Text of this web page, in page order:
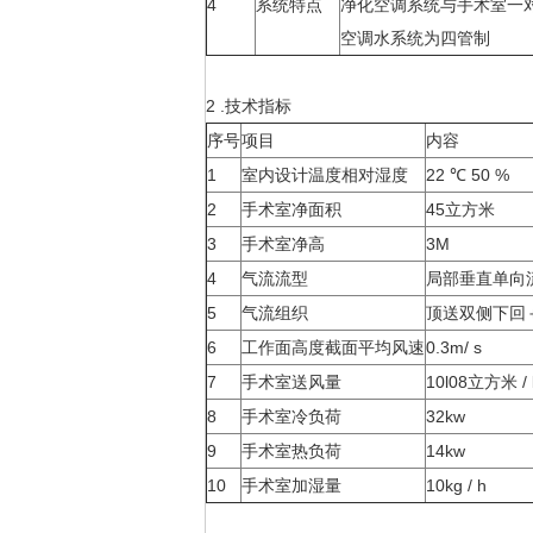
4 系统特点
净化空调系统与手术室一
空调水系统为四管制
2 .技术指标
序号项目
内容
1
室内设计温度相对湿度
22 ℃ 50 %
2
手术室净面积
45立方米
3
手术室净高
3M
4
气流流型
局部垂直单向
5
气流组织
顶送双侧下回
6
工作面高度截面平均风速0.3m/ s
7
手术室送风量
10l08立方米 /
8
手术室冷负荷
32kw
9
手术室热负荷
14kw
10
手术室加湿量 10kg / h